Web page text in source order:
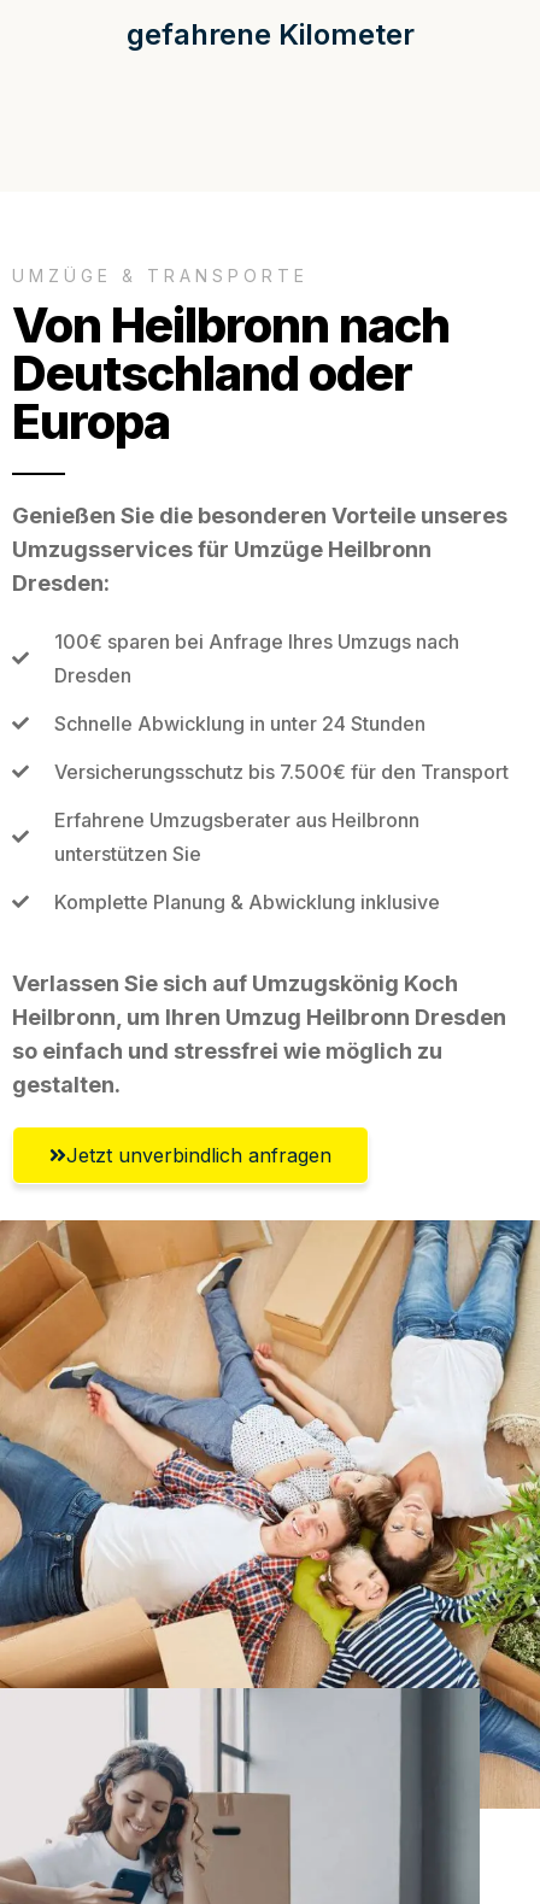
gefahrene Kilometer
UMZÜGE & TRANSPORTE
Von Heilbronn nach
Deutschland oder
Europa
Genießen Sie die besonderen Vorteile unseres
Umzugsservices für Umzüge Heilbronn
Dresden:
100€ sparen bei Anfrage Ihres Umzugs nach
Dresden
Schnelle Abwicklung in unter 24 Stunden
Versicherungsschutz bis 7.500€ für den Transport
Erfahrene Umzugsberater aus Heilbronn
unterstützen Sie
Komplette Planung & Abwicklung inklusive
Verlassen Sie sich auf Umzugskönig Koch
Heilbronn, um Ihren Umzug Heilbronn Dresden
so einfach und stressfrei wie möglich zu
gestalten.
Jetzt unverbindlich anfragen